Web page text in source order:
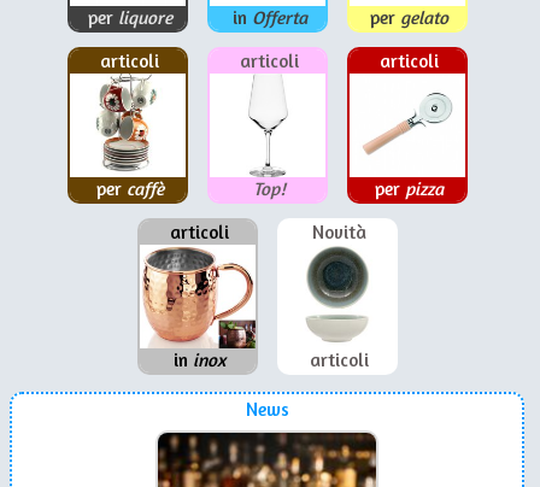
per liquore in Offerta per gelato
articoli
per caffè
articoli
Top!
articoli
per pizza
articoli
in inox
Novità
articoli
News